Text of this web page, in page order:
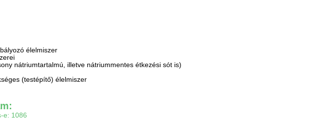
élelmiszer
nátriumtartalmú, illetve nátriummentes étkezési sót is)
(testépítő) élelmiszer
e: 1086